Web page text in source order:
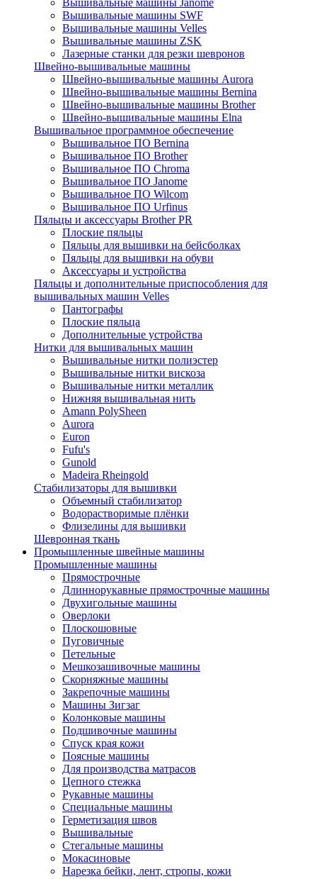
Вышивальные машины Janome
Вышивальные машины SWF
Вышивальные машины Velles
Вышивальные машины ZSK
Лазерные станки для резки шевронов
Швейно-вышивальные машины
Швейно-вышивальные машины Aurora
Швейно-вышивальные машины Bernina
Швейно-вышивальные машины Brother
Швейно-вышивальные машины Elna
Вышивальное программное обеспечение
Вышивальное ПО Bernina
Вышивальное ПО Brother
Вышивальное ПО Chroma
Вышивальное ПО Janome
Вышивальное ПО Wilcom
Вышивальное ПО Urfinus
Пяльцы и аксессуары Brother PR
Плоские пяльцы
Пяльцы для вышивки на бейсболках
Пяльцы для вышивки на обуви
Аксессуары и устройства
Пяльцы и дополнительные приспособления для
вышивальных машин Velles
Пантографы
Плоские пяльца
Дополнительные устройства
Нитки для вышивальных машин
Вышивальные нитки полиэстер
Вышивальные нитки вискоза
Вышивальные нитки металлик
Нижняя вышивальная нить
Amann PolySheen
Aurora
Euron
Fufu's
Gunold
Madeira Rheingold
Стабилизаторы для вышивки
Объемный стабилизатор
Водорастворимые плёнки
Флизелины для вышивки
Шевронная ткань
Промышленные швейные машины
Промышленные машины
Прямострочные
Длиннорукавные прямострочные машины
Двухигольные машины
Оверлоки
Плоскошовные
Пуговичные
Петельные
Мешкозашивочные машины
Скорняжные машины
Закрепочные машины
Машины Зигзаг
Колонковые машины
Подшивочные машины
Спуск края кожи
Поясные машины
Для производства матрасов
Цепного стежка
Рукавные машины
Специальные машины
Герметизация швов
Вышивальные
Стегальные машины
Мокасиновые
Нарезка бейки, лент, стропы, кожи